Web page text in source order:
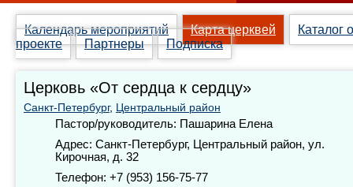
Календарь мероприятий Карта церквей
Каталог
проекте
Партнеры Подписка
Церковь «От сердца к сердцу»
Санкт-Петербург, Центральный район
Пастор/руководитель: Пашарина Елена
Адрес: Санкт-Петербург, Центральный район, ул.
Кирочная, д. 32
Телефон: +7 (953) 156-75-77